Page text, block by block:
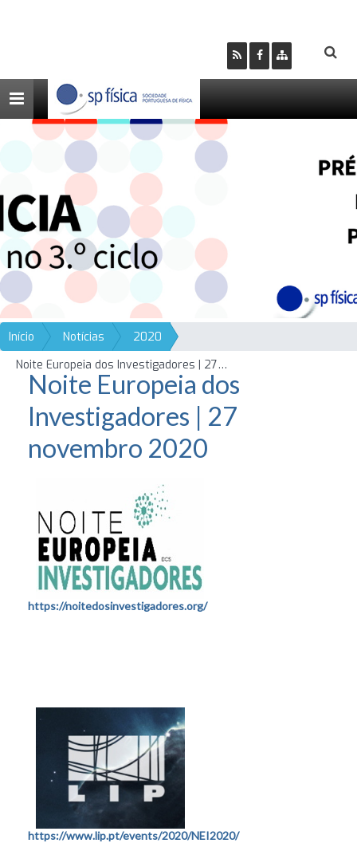
Toggle
navigation
Início Notícias
2020
Noite Europeia dos Investigadores | 27 novembro 2020
Noite Europeia dos
Investigadores | 27
novembro 2020
https://noitedosinvestigadores.org/
https://www.lip.pt/events/2020/NEI2020/